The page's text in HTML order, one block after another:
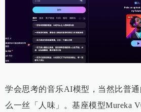
学会思考的音乐AI模型，当然比普
么一丝「人味」。基座模型Mureka